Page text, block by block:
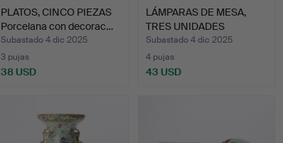
PLATOS, CINCO PIEZAS
Porcelana con decorac…
Subastado 4 dic 2025
3 pujas
38 USD
LÁMPARAS DE MESA,
TRES UNIDADES
Porcelana …
Subastado 4 dic 2025
4 pujas
43 USD